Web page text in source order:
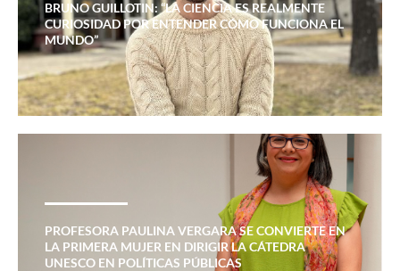
BRUNO GUILLOTIN: “LA CIENCIA ES REALMENTE
CURIOSIDAD POR ENTENDER CÓMO FUNCIONA EL
MUNDO”
PROFESORA PAULINA VERGARA SE CONVIERTE EN
LA PRIMERA MUJER EN DIRIGIR LA CÁTEDRA
UNESCO EN POLÍTICAS PÚBLICAS